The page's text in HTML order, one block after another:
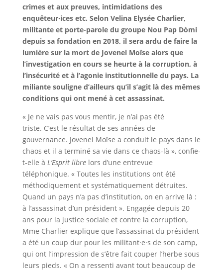
crimes et aux preuves, intimidations des
enquêteur·ices etc. Selon Velina Elysée Charlier,
militante et porte-parole du groupe Nou Pap Dòmi
depuis sa fondation en 2018, il sera ardu de faire la
lumière sur la mort de Jovenel Moïse alors que
l’investigation en cours se heurte à la corruption, à
l’insécurité et à l’agonie institutionnelle du pays. La
miliante souligne d’ailleurs qu’il s’agit là des mêmes
conditions qui ont mené à cet assassinat.
« Je ne vais pas vous mentir, je n’ai pas été
triste. C’est le résultat de ses années de
gouvernance. Jovenel Moïse a conduit le pays dans le
chaos et il a terminé sa vie dans ce chaos-là », confie-
t-elle à L’Esprit librelors d’une entrevue
téléphonique. « Toutes les institutions ont été
méthodiquement et systématiquement détruites.
Quand un pays n’a pas d’institution, on en arrive là :
à l’assassinat d’un président ». Engagée depuis 20
ans pour la justice sociale et contre la corruption,
Mme Charlier explique que l’assassinat du président
a été un coup dur pour les militant·e·s de son camp,
qui ont l’impression de s’être fait couper l’herbe sous
leurs pieds. « On a ressenti avant tout beaucoup de